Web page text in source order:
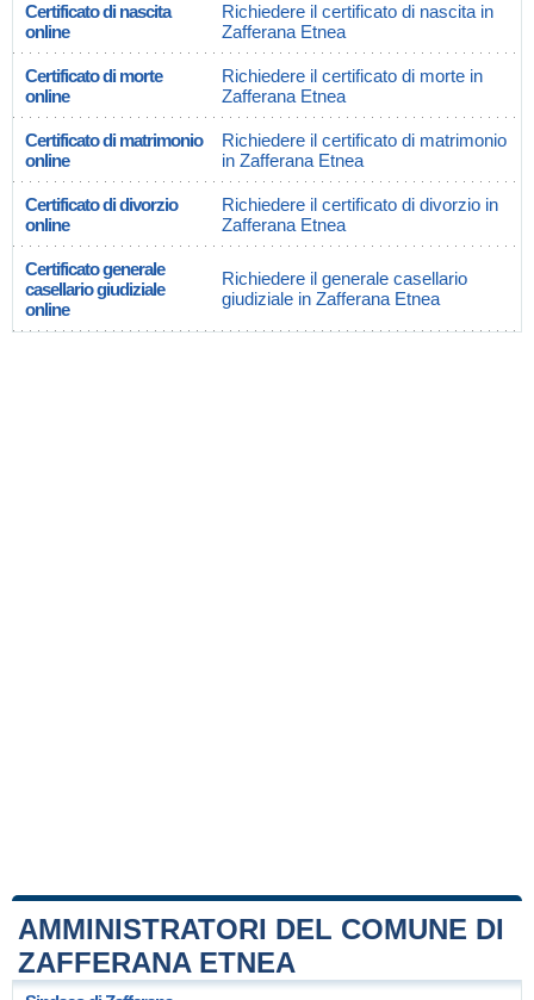
Certificato di nascita
online
Richiedere il certificato di nascita in
Zafferana Etnea
Certificato di morte
online
Richiedere il certificato di morte in
Zafferana Etnea
Certificato di matrimonio
online
Richiedere il certificato di matrimonio
in Zafferana Etnea
Certificato di divorzio
online
Richiedere il certificato di divorzio in
Zafferana Etnea
Certificato generale
casellario giudiziale
online
Richiedere il generale casellario
giudiziale in Zafferana Etnea
AMMINISTRATORI DEL COMUNE DI
ZAFFERANA ETNEA